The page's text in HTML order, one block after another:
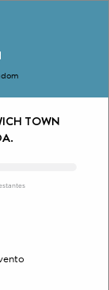
TOWN